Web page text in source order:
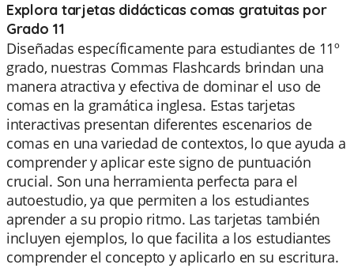
Explora tarjetas didácticas comas gratuitas por
Grado 11
Diseñadas específicamente para estudiantes de 11º
grado, nuestras Commas Flashcards brindan una
manera atractiva y efectiva de dominar el uso de
comas en la gramática inglesa. Estas tarjetas
interactivas presentan diferentes escenarios de
comas en una variedad de contextos, lo que ayuda a
comprender y aplicar este signo de puntuación
crucial. Son una herramienta perfecta para el
autoestudio, ya que permiten a los estudiantes
aprender a su propio ritmo. Las tarjetas también
incluyen ejemplos, lo que facilita a los estudiantes
comprender el concepto y aplicarlo en su escritura.